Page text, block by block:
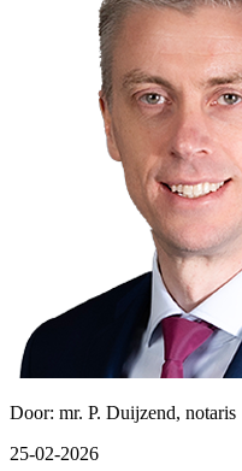
Door: mr. P. Duijzend, notaris
25-02-2026